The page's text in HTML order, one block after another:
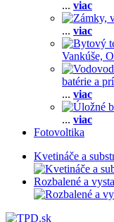
... viac
... viac
Vankúše,
batérie a
... viac
... viac
Fotovoltika
Kvetináče a
Rozbalené a